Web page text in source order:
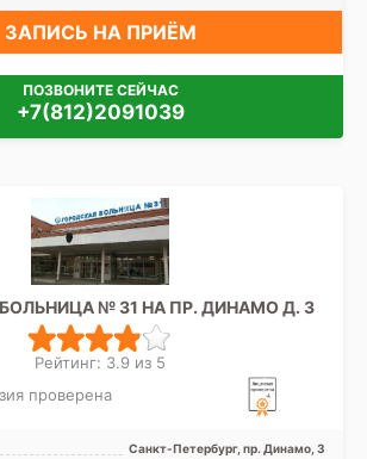
ЗАПИСЬ НА ПРИЁМ
ПОЗВОНИТЕ СЕЙЧАС
+7(812)2091039
№ 31 НА ПР. ДИНАМО Д. 3
Рейтинг: 3.9 из 5
проверена
Санкт-Петербург, пр. Динамо, 3